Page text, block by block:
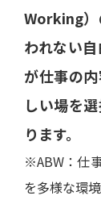
Working）
われない
が仕事の
しい場を
ります。
※ABW：仕
を多様な環